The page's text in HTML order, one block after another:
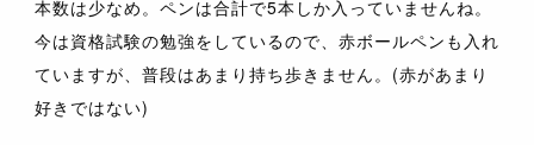
本数は少なめ。ペンは合計で5本しか入っていませんね。
今は資格試験の勉強をしているので、赤ボールペンも入れ
ていますが、普段はあまり持ち歩きません。(赤があまり
好きではない)